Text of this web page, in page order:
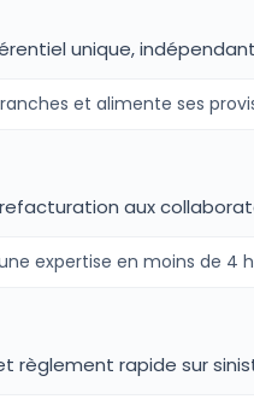
unique,
et alimente ses
aux
expertise en moins de 4
règlement rapide sur